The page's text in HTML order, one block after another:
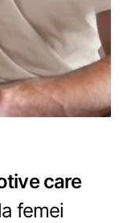
care
femei